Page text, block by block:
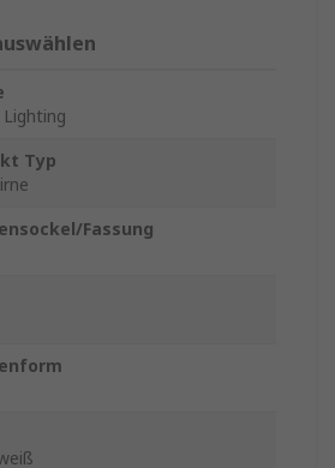
Lighting
Typ
Fassung